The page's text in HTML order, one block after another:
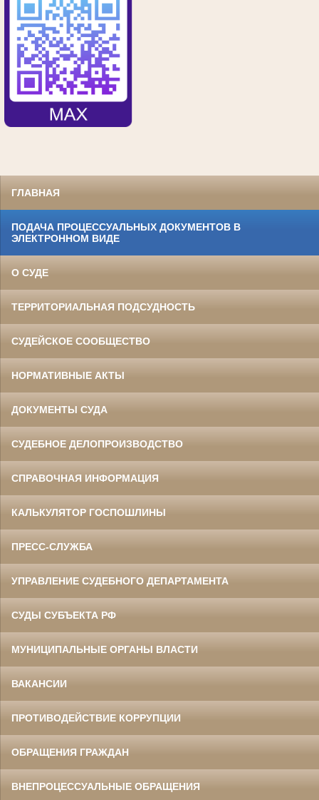
ГЛАВНАЯ
ПОДАЧА ПРОЦЕССУАЛЬНЫХ ДОКУМЕНТОВ В
ЭЛЕКТРОННОМ ВИДЕ
О СУДЕ
ТЕРРИТОРИАЛЬНАЯ ПОДСУДНОСТЬ
СУДЕЙСКОЕ СООБЩЕСТВО
НОРМАТИВНЫЕ АКТЫ
ДОКУМЕНТЫ СУДА
СУДЕБНОЕ ДЕЛОПРОИЗВОДСТВО
СПРАВОЧНАЯ ИНФОРМАЦИЯ
КАЛЬКУЛЯТОР ГОСПОШЛИНЫ
ПРЕСС-СЛУЖБА
УПРАВЛЕНИЕ СУДЕБНОГО ДЕПАРТАМЕНТА
СУДЫ СУБЪЕКТА РФ
МУНИЦИПАЛЬНЫЕ ОРГАНЫ ВЛАСТИ
ВАКАНСИИ
ПРОТИВОДЕЙСТВИЕ КОРРУПЦИИ
ОБРАЩЕНИЯ ГРАЖДАН
ВНЕПРОЦЕССУАЛЬНЫЕ ОБРАЩЕНИЯ